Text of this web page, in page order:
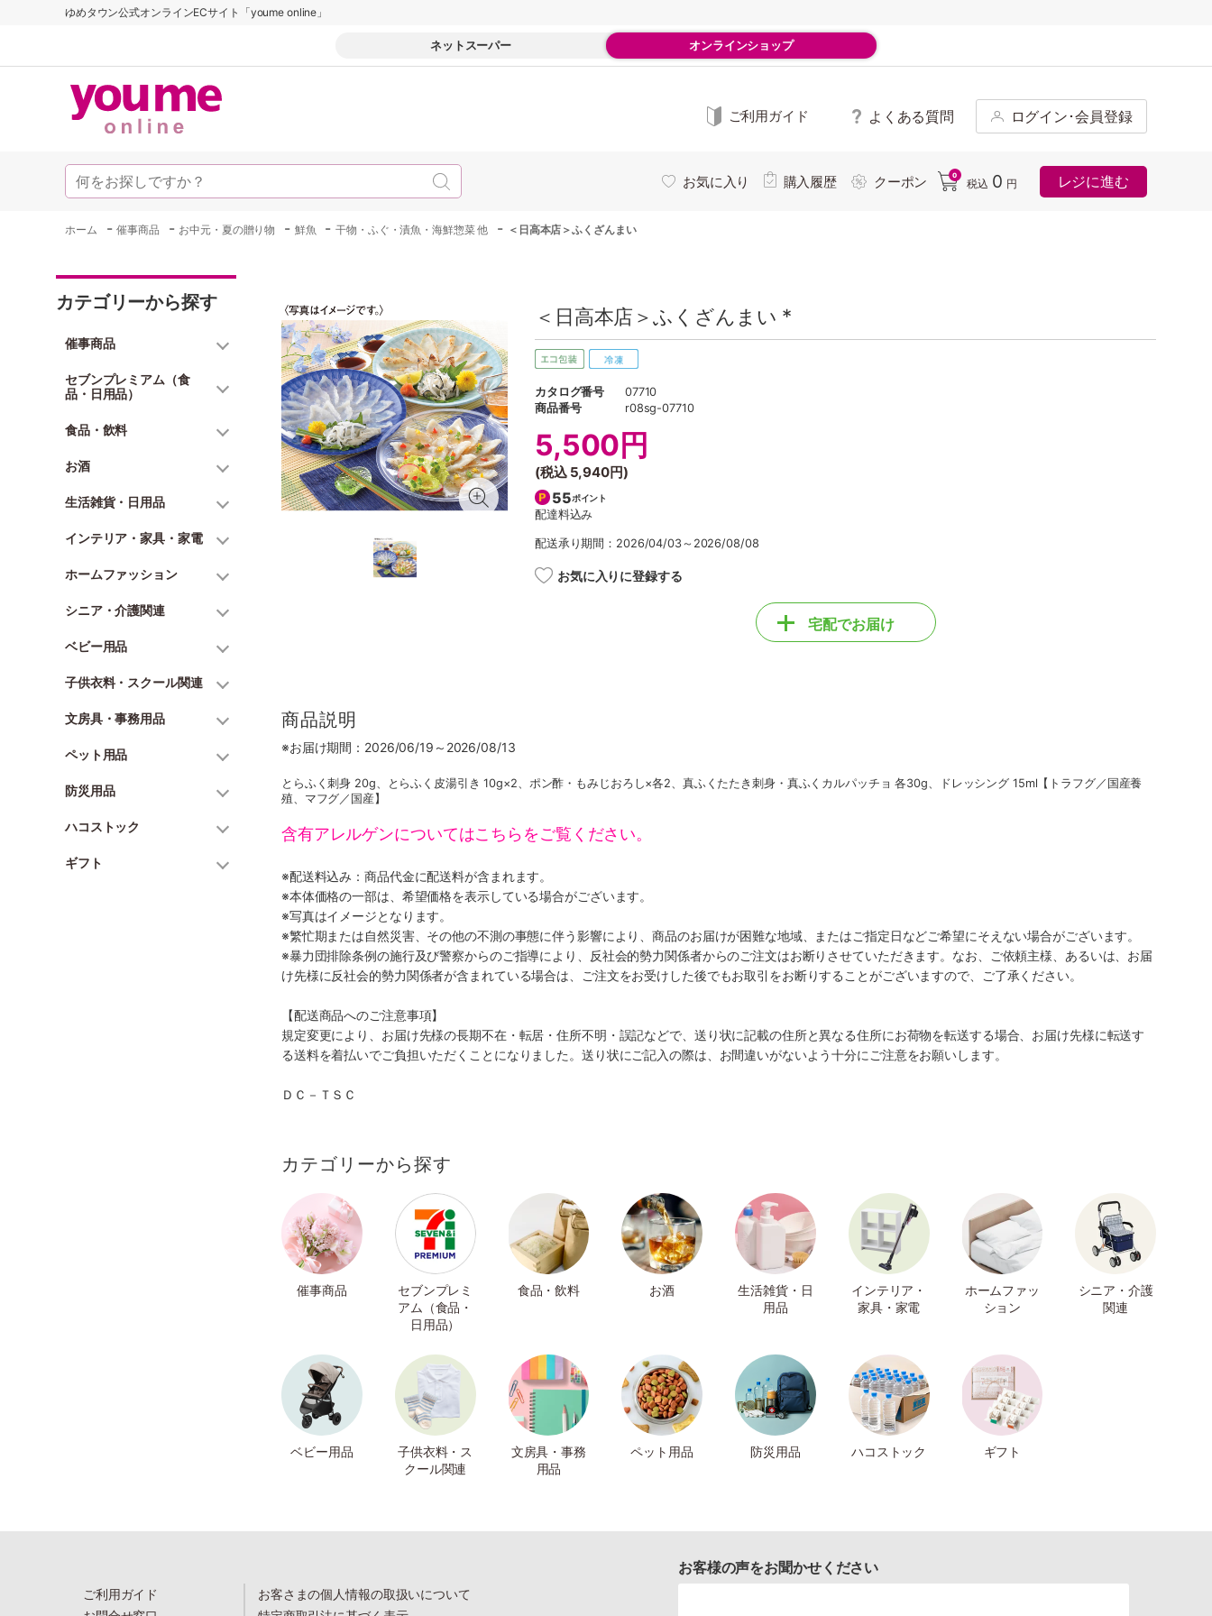
ゆめタウン公式オンラインECサイト「youme online」
ネットスーパー オンラインショップ
ご利用ガイド よくある質問 ログイン･会員登録
お気に入り 購入履歴 クーポン 0
税込 0 円 レジに進む
ホーム -催事商品 - お中元・夏の贈り物 - 鮮魚 -干物・ふぐ・漬魚・海鮮惣菜 他 - ＜日高本店＞ふくざんまい
カテゴリーから探す
催事商品
セブンプレミアム（食
品・日用品）
食品・飲料
お酒
生活雑貨・日用品
インテリア・家具・家電
ホームファッション
シニア・介護関連
ベビー用品
子供衣料・スクール関連
文房具・事務用品
ペット用品
防災用品
ハコストック
ギフト
＜日高本店＞ふくざんまい *
カタログ番号
07710
商品番号
r08sg-07710
5,500円
(税込 5,940円)
55ポイント
配達料込み
配送承り期間：2026/04/03～2026/08/08
お気に入りに登録する
宅配でお届け
商品説明
※お届け期間：2026/06/19～2026/08/13
とらふく刺身 20g、とらふく皮湯引き 10g×2、ポン酢・もみじおろし×各2、真ふくたたき刺身・真ふくカルパッチョ 各30g、ドレッシング 15ml【トラフグ／国産養
殖、マフグ／国産】
含有アレルゲンについてはこちらをご覧ください。
※配送料込み：商品代金に配送料が含まれます。
※本体価格の一部は、希望価格を表示している場合がございます。
※写真はイメージとなります。
※繁忙期または自然災害、その他の不測の事態に伴う影響により、商品のお届けが困難な地域、またはご指定日などご希望にそえない場合がございます。
※暴力団排除条例の施行及び警察からのご指導により、反社会的勢力関係者からのご注文はお断りさせていただきます。なお、ご依頼主様、あるいは、お届
け先様に反社会的勢力関係者が含まれている場合は、ご注文をお受けした後でもお取引をお断りすることがございますので、ご了承ください。
【配送商品へのご注意事項】
規定変更により、お届け先様の長期不在・転居・住所不明・誤記などで、送り状に記載の住所と異なる住所にお荷物を転送する場合、お届け先様に転送す
る送料を着払いでご負担いただくことになりました。送り状にご記入の際は、お間違いがないよう十分にご注意をお願いします。
ＤＣ－ＴＳＣ
カテゴリーから探す
催事商品
セブンプレミ
アム（食品・
日用品）
食品・飲料 お酒
生活雑貨・日
用品
インテリア・
家具・家電
ホームファッ
ション
シニア・介護
関連
ベビー用品
子供衣料・ス
クール関連
文房具・事務
用品
ペット用品 防災用品 ハコストック ギフト
ご利用ガイド
お客さまの個人情報の取扱いについて
お客様の声をお聞かせください